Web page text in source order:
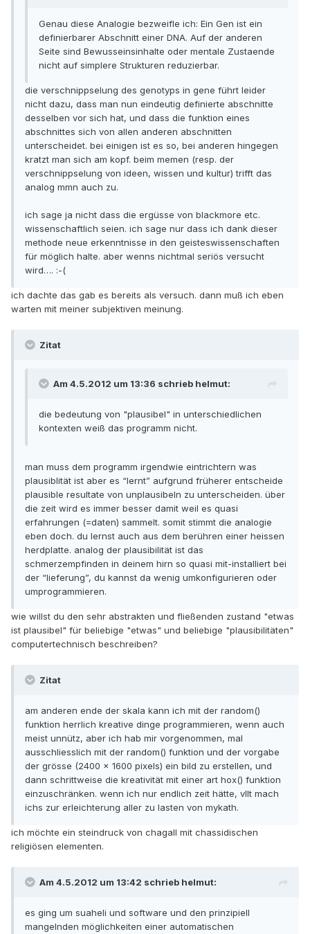
Genau diese Analogie bezweifle ich: Ein Gen ist ein
definierbarer Abschnitt einer DNA. Auf der anderen
Seite sind Bewusseinsinhalte oder mentale Zustaende
nicht auf simplere Strukturen reduzierbar.
die verschnippselung des genotyps in gene führt leider
nicht dazu, dass man nun eindeutig definierte abschnitte
desselben vor sich hat, und dass die funktion eines
abschnittes sich von allen anderen abschnitten
unterscheidet. bei einigen ist es so, bei anderen hingegen
kratzt man sich am kopf. beim memen (resp. der
verschnippselung von ideen, wissen und kultur) trifft das
analog mmn auch zu.
ich sage ja nicht dass die ergüsse von blackmore etc.
wissenschaftlich seien. ich sage nur dass ich dank dieser
methode neue erkenntnisse in den geisteswissenschaften
für möglich halte. aber wenns nichtmal seriös versucht
wird…. :-(
ich dachte das gab es bereits als versuch. dann muß ich eben
warten mit meiner subjektiven meinung.
Zitat
Am 4.5.2012 um 13:36 schrieb helmut:
die bedeutung von "plausibel" in unterschiedlichen
kontexten weiß das programm nicht.
man muss dem programm irgendwie eintrichtern was
plausiblität ist aber es “lernt” aufgrund früherer entscheide
plausible resultate von unplausibeln zu unterscheiden. über
die zeit wird es immer besser damit weil es quasi
erfahrungen (=daten) sammelt. somit stimmt die analogie
eben doch. du lernst auch aus dem berühren einer heissen
herdplatte. analog der plausibilität ist das
schmerzempfinden in deinem hirn so quasi mit-installiert bei
der “lieferung”, du kannst da wenig umkonfigurieren oder
umprogrammieren.
wie willst du den sehr abstrakten und fließenden zustand "etwas
ist plausibel" für beliebige "etwas" und beliebige "plausibilitäten"
computertechnisch beschreiben?
Zitat
am anderen ende der skala kann ich mit der random()
funktion herrlich kreative dinge programmieren, wenn auch
meist unnütz, aber ich hab mir vorgenommen, mal
ausschliesslich mit der random() funktion und der vorgabe
der grösse (2400 x 1600 pixels) ein bild zu erstellen, und
dann schrittweise die kreativität mit einer art hox() funktion
einzuschränken. wenn ich nur endlich zeit hätte, vllt mach
ichs zur erleichterung aller zu lasten von mykath.
ich möchte ein steindruck von chagall mit chassidischen
religiösen elementen.
Am 4.5.2012 um 13:42 schrieb helmut:
es ging um suaheli und software und den prinzipiell
mangelnden möglichkeiten einer automatischen